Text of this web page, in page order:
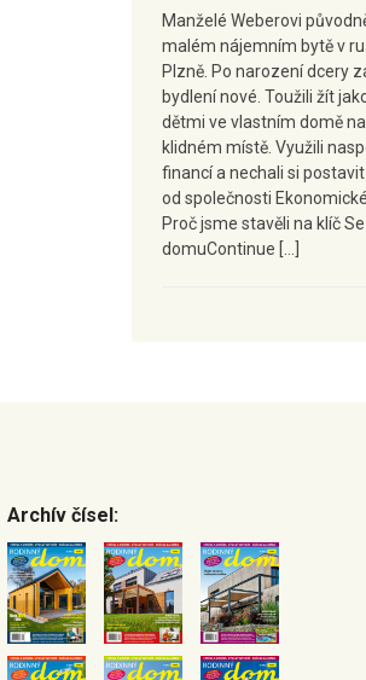
Manželé Weberovi
malém nájemním bytě v
Plzně. Po narození dcery
bydlení nové. Toužili žít
dětmi ve vlastním domě
klidném místě. Využili
financí a nechali si
od společnosti
Proč jsme stavěli na klíč
domuContinue […]
Archív čísel: